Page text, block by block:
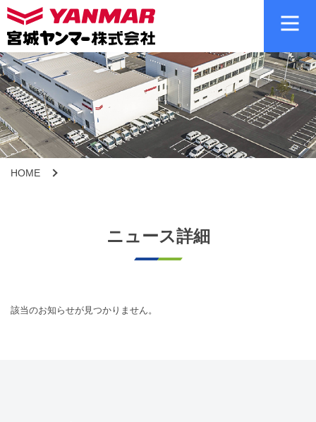
HOME
ニュース詳細
該当のお知らせが見つかりません。